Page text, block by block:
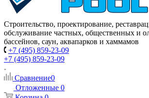
Строительство, проектирование,
обслуживание частных, общественных и
бассейнов, саун, аквапарков и хаммамов
+7 (495) 859-23-09
+7 (495) 859-23-09
Сравнение0
Отложенные 0